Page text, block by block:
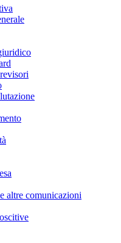
altre comunicazioni